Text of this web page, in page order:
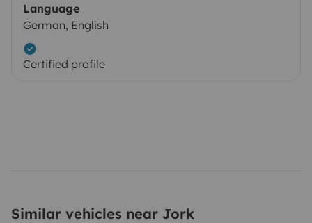
Language
German, English
Certified profile
Similar vehicles near Jork